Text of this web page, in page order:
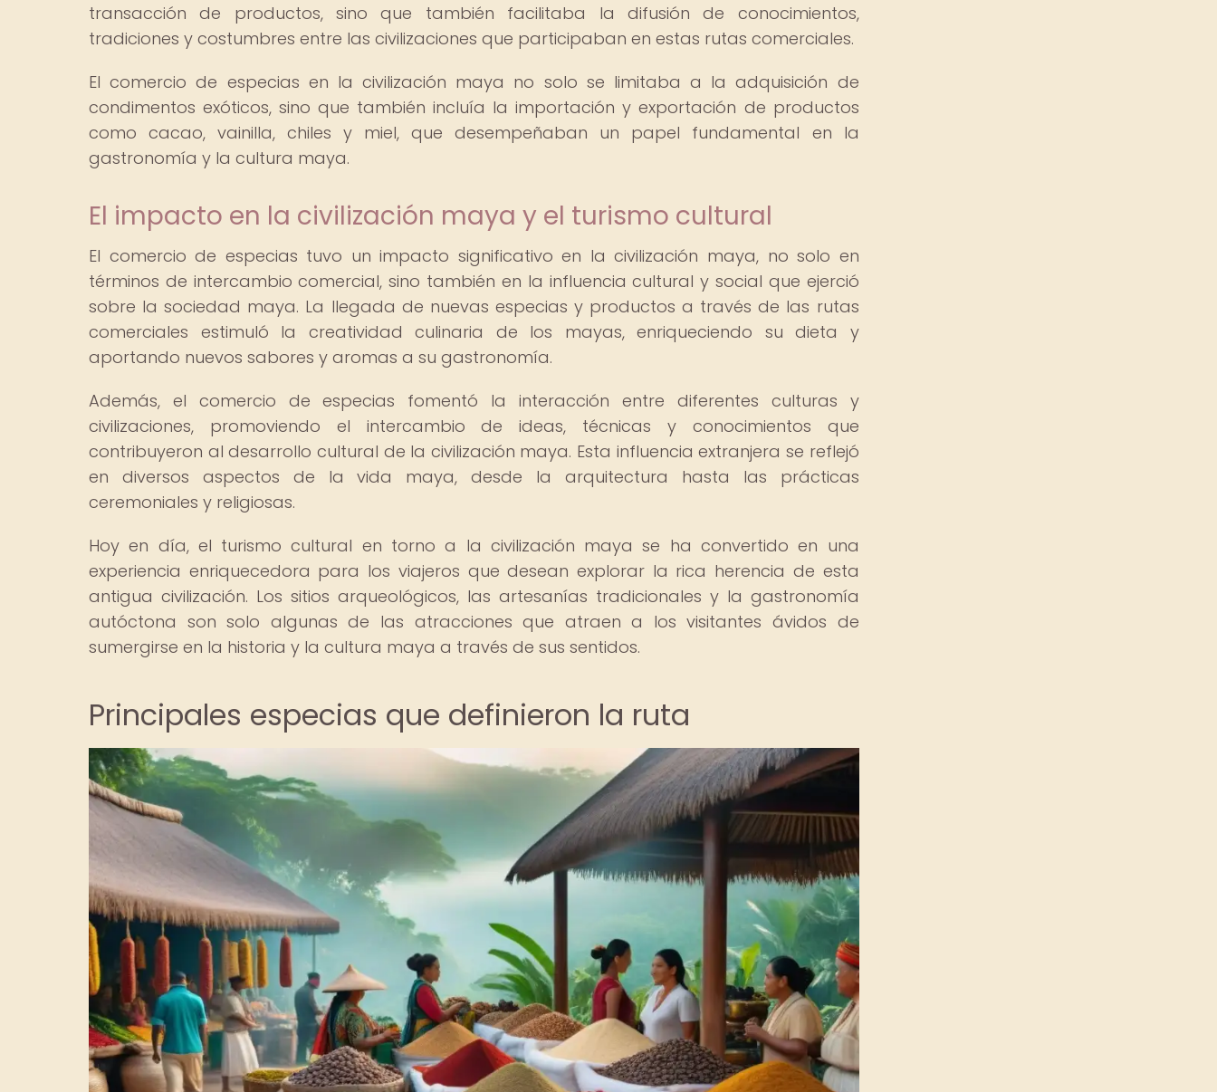
transacción de productos, sino que también facilitaba la difusión de conocimientos,
tradiciones y costumbres entre las civilizaciones que participaban en estas rutas comerciales.
El comercio de especias en la civilización maya no solo se limitaba a la adquisición de
condimentos exóticos, sino que también incluía la importación y exportación de productos
como cacao, vainilla, chiles y miel, que desempeñaban un papel fundamental en la
gastronomía y la cultura maya.
El impacto en la civilización maya y el turismo cultural
El comercio de especias tuvo un impacto significativo en la civilización maya, no solo en
términos de intercambio comercial, sino también en la influencia cultural y social que ejerció
sobre la sociedad maya. La llegada de nuevas especias y productos a través de las rutas
comerciales estimuló la creatividad culinaria de los mayas, enriqueciendo su dieta y
aportando nuevos sabores y aromas a su gastronomía.
Además, el comercio de especias fomentó la interacción entre diferentes culturas y
civilizaciones, promoviendo el intercambio de ideas, técnicas y conocimientos que
contribuyeron al desarrollo cultural de la civilización maya. Esta influencia extranjera se reflejó
en diversos aspectos de la vida maya, desde la arquitectura hasta las prácticas
ceremoniales y religiosas.
Hoy en día, el turismo cultural en torno a la civilización maya se ha convertido en una
experiencia enriquecedora para los viajeros que desean explorar la rica herencia de esta
antigua civilización. Los sitios arqueológicos, las artesanías tradicionales y la gastronomía
autóctona son solo algunas de las atracciones que atraen a los visitantes ávidos de
sumergirse en la historia y la cultura maya a través de sus sentidos.
Principales especias que definieron la ruta